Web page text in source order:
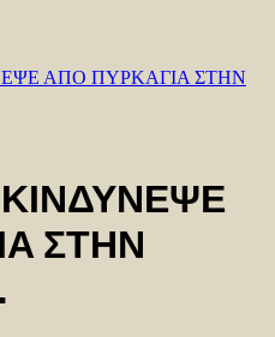
ΑΠΟ ΠΥΡΚΑΓΙΑ ΣΤΗΝ
ΣΤΗΝ